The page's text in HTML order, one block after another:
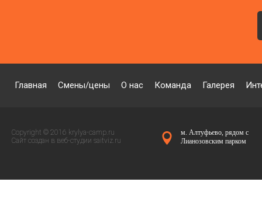
Главная Смены/цены О нас Команда Галерея
Copyright © 2016 krylya-camp.ru
Сайт создан в веб-студии saitviz.ru
м. Алтуфьево, рядом с
Лианозовским парком